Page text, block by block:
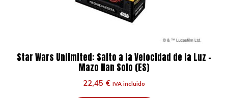
Star Wars Unlimited: Salto a la Velocidad de la Luz –
Mazo Han Solo (ES)
22,45 € IVA incluido